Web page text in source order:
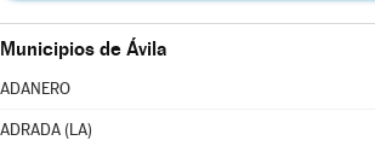
Municipios de Ávila
ADANERO
ADRADA (LA)